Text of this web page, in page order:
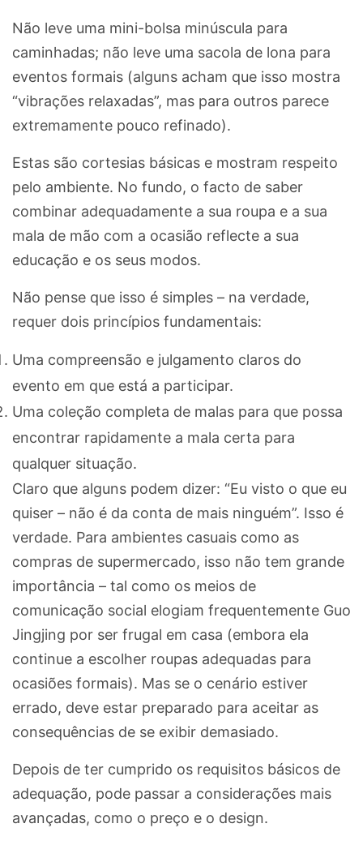
Não leve uma mini-bolsa minúscula para
caminhadas; não leve uma sacola de lona para
eventos formais (alguns acham que isso mostra
“vibrações relaxadas”, mas para outros parece
extremamente pouco refinado).
Estas são cortesias básicas e mostram respeito
pelo ambiente. No fundo, o facto de saber
combinar adequadamente a sua roupa e a sua
mala de mão com a ocasião reflecte a sua
educação e os seus modos.
Não pense que isso é simples – na verdade,
requer dois princípios fundamentais:
Uma compreensão e julgamento claros do
evento em que está a participar.
Uma coleção completa de malas para que possa
encontrar rapidamente a mala certa para
qualquer situação.
Claro que alguns podem dizer: “Eu visto o que eu
quiser – não é da conta de mais ninguém”. Isso é
verdade. Para ambientes casuais como as
compras de supermercado, isso não tem grande
importância – tal como os meios de
comunicação social elogiam frequentemente Guo
Jingjing por ser frugal em casa (embora ela
continue a escolher roupas adequadas para
ocasiões formais). Mas se o cenário estiver
errado, deve estar preparado para aceitar as
consequências de se exibir demasiado.
Depois de ter cumprido os requisitos básicos de
adequação, pode passar a considerações mais
avançadas, como o preço e o design.